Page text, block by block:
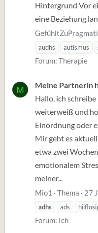
Hintergrund Vor
eine Beziehung
audhs
autismus
Forum: Therapie
M
Meine Partnerin
Hallo, ich
weiterweiß und
Einordnung oder
Mir geht es
etwa zwei
emotionalem
meiner...
Mio1 Thema 27
adhs
ads
Forum: Ich